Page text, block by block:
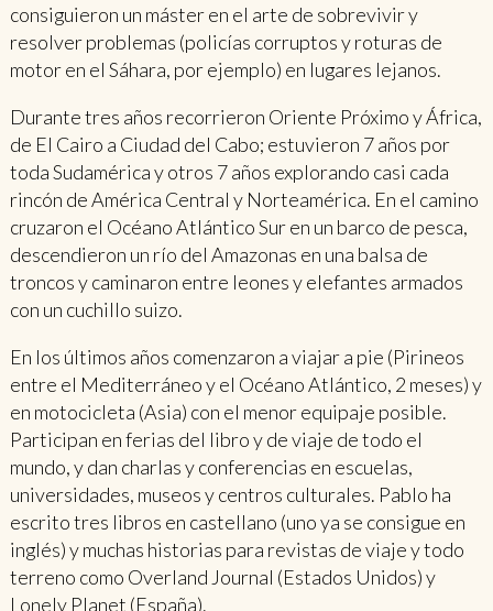
consiguieron un máster en el arte de sobrevivir y
resolver problemas (policías corruptos y roturas de
motor en el Sáhara, por ejemplo) en lugares lejanos.
Durante tres años recorrieron Oriente Próximo y África,
de El Cairo a Ciudad del Cabo; estuvieron 7 años por
toda Sudamérica y otros 7 años explorando casi cada
rincón de América Central y Norteamérica. En el camino
cruzaron el Océano Atlántico Sur en un barco de pesca,
descendieron un río del Amazonas en una balsa de
troncos y caminaron entre leones y elefantes armados
con un cuchillo suizo.
En los últimos años comenzaron a viajar a pie (Pirineos
entre el Mediterráneo y el Océano Atlántico, 2 meses) y
en motocicleta (Asia) con el menor equipaje posible.
Participan en ferias del libro y de viaje de todo el
mundo, y dan charlas y conferencias en escuelas,
universidades, museos y centros culturales. Pablo ha
escrito tres libros en castellano (uno ya se consigue en
inglés) y muchas historias para revistas de viaje y todo
terreno como Overland Journal (Estados Unidos) y
Lonely Planet (España).